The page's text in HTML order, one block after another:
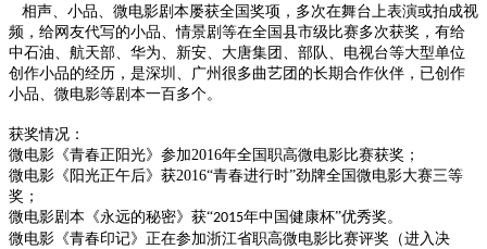
相声、小品、微电影剧本屡获全国奖项，多次在舞台上表演或拍成视
频，给网友代写的小品、情景剧等在全国县市级比赛多次获奖，有给
中石油、航天部、华为、新安、大唐集团、部队、电视台等大型单位
创作小品的经历，是深圳、广州很多曲艺团的长期合作伙伴，已创作
小品、微电影等剧本一百多个。
获奖情况：
微电影《青春正阳光》参加2016年全国职高微电影比赛获奖；
微电影《阳光正午后》获2016“青春进行时”劲牌全国微电影大赛三等
奖；
微电影剧本《永远的秘密》获“2015年中国健康杯”优秀奖。
微电影《青春印记》正在参加浙江省职高微电影比赛评奖（进入决